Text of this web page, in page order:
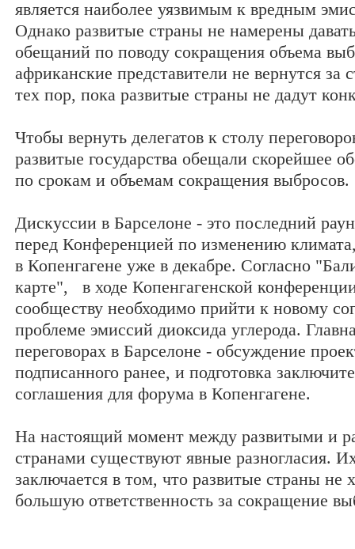
является наиболее уязвимым к вредным
Однако развитые страны не намерены
обещаний по поводу сокращения объема
африканские представители не вернутся за
тех пор, пока развитые страны не дадут
Чтобы вернуть делегатов к столу
развитые государства обещали скорейшее
по срокам и объемам сокращения выбросов.
Дискуссии в Барселоне - это последний
перед Конференцией по изменению климата,
в Копенгагене уже в декабре. Согласно
карте", в ходе Копенгагенской
сообществу необходимо прийти к новому
проблеме эмиссий диоксида углерода.
переговорах в Барселоне - обсуждение
подписанного ранее, и подготовка
соглашения для форума в Копенгагене.
На настоящий момент между развитыми и
странами существуют явные разногласия.
заключается в том, что развитые страны не
большую ответственность за сокращение